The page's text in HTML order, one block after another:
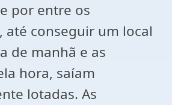
por entre os
até conseguir um local
de manhã e as
hora, saíam
lotadas. As